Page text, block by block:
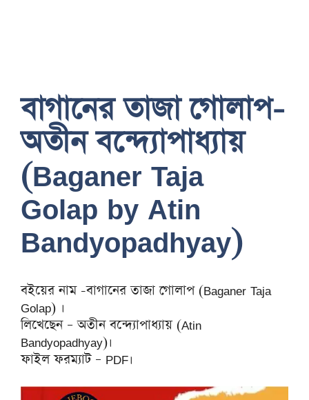
বাগানের তাজা গোলাপ-
অতীন বন্দ্যোপাধ্যায়
(Baganer Taja
Golap by Atin
Bandyopadhyay)
বইয়ের নাম -বাগানের তাজা গোলাপ (Baganer Taja
Golap) ।
লিখেছেন – অতীন বন্দ্যোপাধ্যায় (Atin
Bandyopadhyay)।
ফাইল ফরম্যাট – PDF।